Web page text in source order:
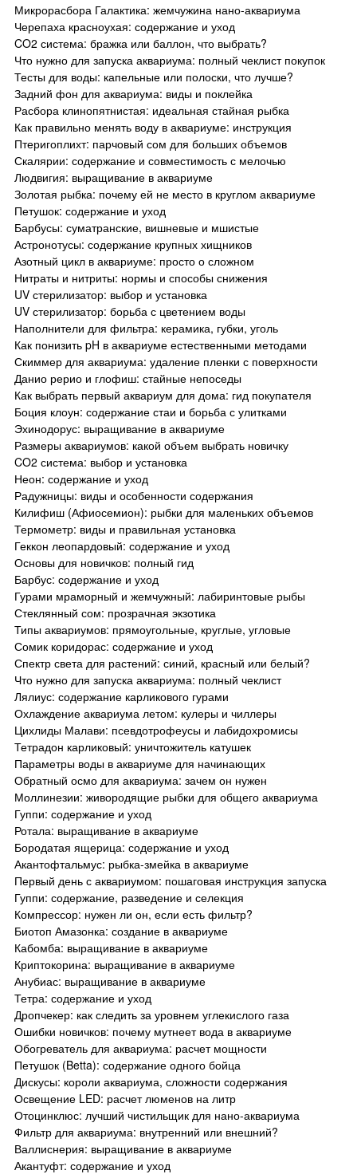
Микрорасбора Галактика: жемчужина нано-аквариума
Черепаха красноухая: содержание и уход
CO2 система: бражка или баллон, что выбрать?
Что нужно для запуска аквариума: полный чеклист покупок
Тесты для воды: капельные или полоски, что лучше?
Задний фон для аквариума: виды и поклейка
Расбора клинопятнистая: идеальная стайная рыбка
Как правильно менять воду в аквариуме: инструкция
Птеригоплихт: парчовый сом для больших объемов
Скалярии: содержание и совместимость с мелочью
Людвигия: выращивание в аквариуме
Золотая рыбка: почему ей не место в круглом аквариуме
Петушок: содержание и уход
Барбусы: суматранские, вишневые и мшистые
Астронотусы: содержание крупных хищников
Азотный цикл в аквариуме: просто о сложном
Нитраты и нитриты: нормы и способы снижения
UV стерилизатор: выбор и установка
UV стерилизатор: борьба с цветением воды
Наполнители для фильтра: керамика, губки, уголь
Как понизить pH в аквариуме естественными методами
Скиммер для аквариума: удаление пленки с поверхности
Данио рерио и глофиш: стайные непоседы
Как выбрать первый аквариум для дома: гид покупателя
Боция клоун: содержание стаи и борьба с улитками
Эхинодорус: выращивание в аквариуме
Размеры аквариумов: какой объем выбрать новичку
CO2 система: выбор и установка
Неон: содержание и уход
Радужницы: виды и особенности содержания
Килифиш (Афиосемион): рыбки для маленьких объемов
Термометр: виды и правильная установка
Геккон леопардовый: содержание и уход
Основы для новичков: полный гид
Барбус: содержание и уход
Гурами мраморный и жемчужный: лабиринтовые рыбы
Стеклянный сом: прозрачная экзотика
Типы аквариумов: прямоугольные, круглые, угловые
Сомик коридорас: содержание и уход
Спектр света для растений: синий, красный или белый?
Что нужно для запуска аквариума: полный чеклист
Лялиус: содержание карликового гурами
Охлаждение аквариума летом: кулеры и чиллеры
Цихлиды Малави: псевдотрофеусы и лабидохромисы
Тетрадон карликовый: уничтожитель катушек
Параметры воды в аквариуме для начинающих
Обратный осмо для аквариума: зачем он нужен
Моллинезии: живородящие рыбки для общего аквариума
Гуппи: содержание и уход
Ротала: выращивание в аквариуме
Бородатая ящерица: содержание и уход
Акантофтальмус: рыбка-змейка в аквариуме
Первый день с аквариумом: пошаговая инструкция запуска
Гуппи: содержание, разведение и селекция
Компрессор: нужен ли он, если есть фильтр?
Биотоп Амазонка: создание в аквариуме
Кабомба: выращивание в аквариуме
Криптокорина: выращивание в аквариуме
Анубиас: выращивание в аквариуме
Тетра: содержание и уход
Дропчекер: как следить за уровнем углекислого газа
Ошибки новичков: почему мутнеет вода в аквариуме
Обогреватель для аквариума: расчет мощности
Петушок (Betta): содержание одного бойца
Дискусы: короли аквариума, сложности содержания
Освещение LED: расчет люменов на литр
Отоцинклюс: лучший чистильщик для нано-аквариума
Фильтр для аквариума: внутренний или внешний?
Валлиснерия: выращивание в аквариуме
Акантуфт: содержание и уход